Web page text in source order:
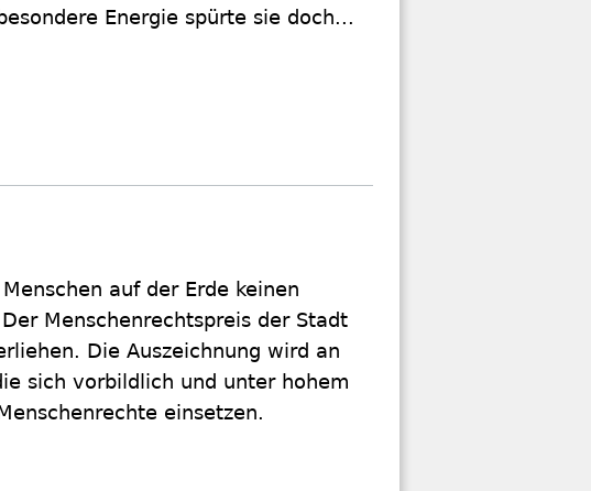
besondere Energie spürte sie doch...
auf der Erde keinen
Menschenrechtspreis der Stadt
Die Auszeichnung wird an
sich vorbildlich und unter hohem
einsetzen.